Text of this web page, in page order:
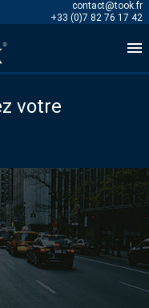
contact@took.fr
+33 (0)7 82 76 17 42

votre